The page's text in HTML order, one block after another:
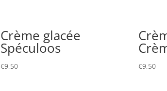
Crème glacée
Spéculoos
€9,50 €9,50